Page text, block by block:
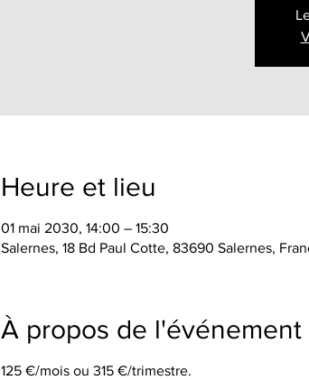
Heure et lieu
01 mai 2030, 14:00 – 15:30
Salernes, 18 Bd Paul Cotte, 83690 Salernes,
À propos de l'événement
125 €/mois ou 315 €/trimestre.